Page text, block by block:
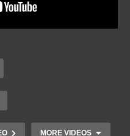
MORE VIDEOS